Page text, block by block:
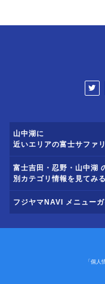
山中湖に
近いエリアの富士サファ
富士吉田・忍野・山中湖
別カテゴリ情報を見てみる
フジヤマNAVI メニューガ
「個人